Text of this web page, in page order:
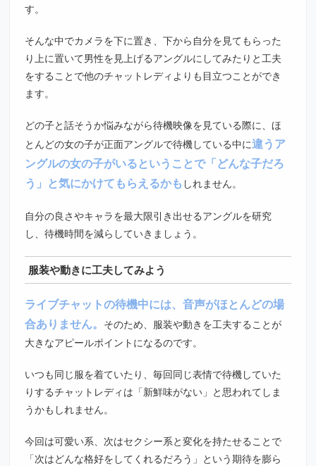
す。
そんな中でカメラを下に置き、下から自分を見てもらった
り上に置いて男性を見上げるアングルにしてみたりと工夫
をすることで他のチャットレディよりも目立つことができ
ます。
どの子と話そうか悩みながら待機映像を見ている際に、ほ
とんどの女の子が正面アングルで待機している中に違うア
ングルの女の子がいるということで「どんな子だろ
う」と気にかけてもらえるかも しれません。
自分の良さやキャラを最大限引き出せるアングルを研究
し、待機時間を減らしていきましょう。
服装や動きに工夫してみよう
ライブチャットの待機中には、音声がほとんどの場
合ありません。 そのため、服装や動きを工夫することが
大きなアピールポイントになるのです。
いつも同じ服を着ていたり、毎回同じ表情で待機していた
りするチャットレディは「新鮮味がない」と思われてしま
うかもしれません。
今回は可愛い系、次はセクシー系と変化を持たせることで
「次はどんな格好をしてくれるだろう」という期待を膨ら